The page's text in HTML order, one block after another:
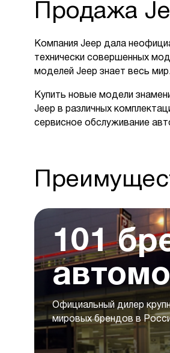
Продажа
Компания Jeep дала
технически совершенных
моделей Jeep знает весь
Купить новые модели
Jeep в различных
сервисное обслуживание
101
Официальный дилер
мировых брендов в